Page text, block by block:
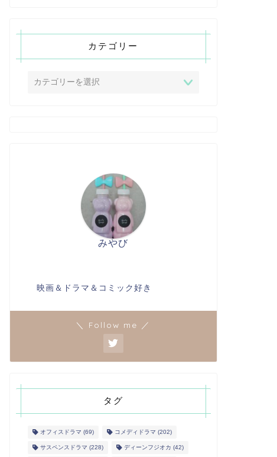
カテゴリー
みやび
映画＆ドラマ＆コミック好き
＼ Follow me ／
タグ
オフィスドラマ (69) コメディドラマ (202)
サスペンスドラマ (228) ディーンフジオカ (42)